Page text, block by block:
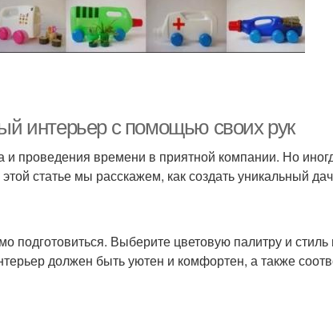
интерьер с помощью своих рук
и проведения времени в приятной компании. Но
статье мы расскажем, как создать уникальный
подготовиться. Выберите цветовую палитру и стиль
должен быть уютен и комфортен, а также